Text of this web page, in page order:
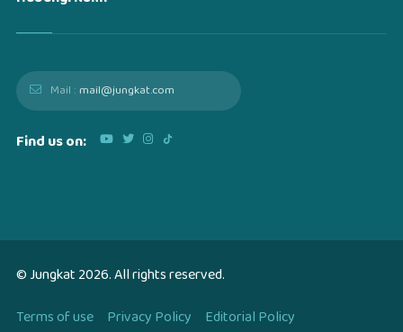
Mail :mail@jungkat.com
Find us on:
© Jungkat2026. All rights reserved.
Terms of use Privacy Policy
Editorial Policy